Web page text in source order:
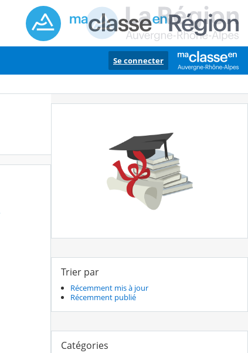
Se connecter
Trier par
Récemment mis à jour
Récemment publié
Catégories